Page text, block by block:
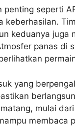
penting seperti
keberhasilan.
keduanya juga
panas di
yang
mulai
membaca